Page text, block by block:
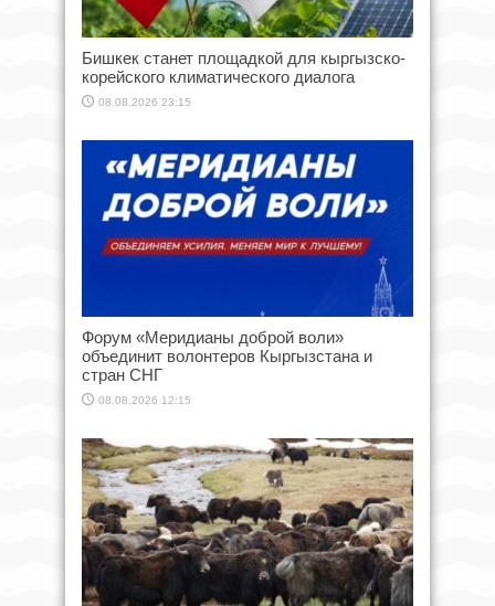
Бишкек станет площадкой для кыргызско-
корейского климатического диалога
08.08.2026 23:15
Форум «Меридианы доброй воли»
объединит волонтеров Кыргызстана и
стран СНГ
08.08.2026 12:15